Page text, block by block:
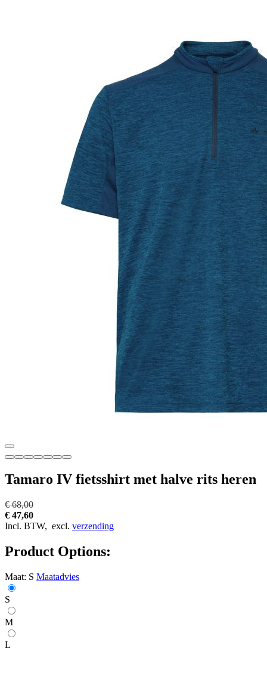
Tamaro IV fietsshirt met halve rits heren
€ 68,00
€ 47,60
Incl. BTW, excl. verzending
Product Options:
Maat: S Maatadvies
S
M
L